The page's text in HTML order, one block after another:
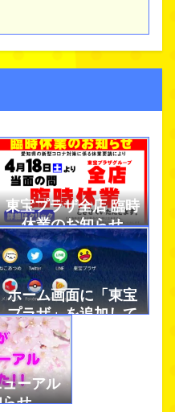
東宝プラザ全店 臨時
休業のお知らせ
ホーム画面に「東宝
プラザ」を追加して
アプリのように使お
う！
ーアル
せ